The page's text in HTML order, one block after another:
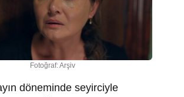
Fotoğraf: Arşiv
döneminde seyirciyle